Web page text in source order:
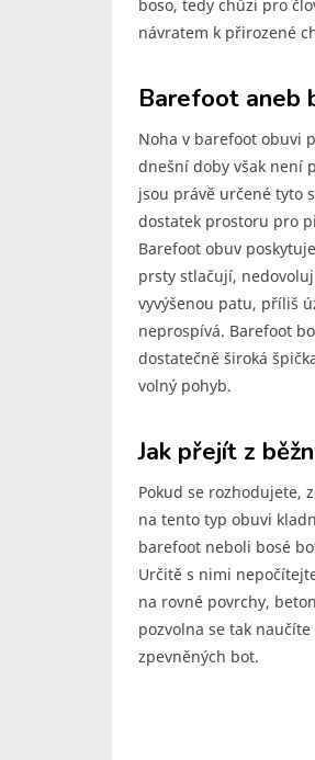
boso, tedy chůzi pro
návratem k přirozené
Barefoot aneb
Noha v barefoot obuvi
dnešní doby však není
jsou právě určené tyto
dostatek prostoru pro
Barefoot obuv
prsty stlačují,
vyvýšenou patu, příliš
neprospívá. Barefoot
dostatečně široká
volný pohyb.
Jak přejít z
Pokud se rozhodujete,
na tento typ obuvi
barefoot neboli bosé
Určitě s nimi
na rovné povrchy,
pozvolna se tak
zpevněných bot.